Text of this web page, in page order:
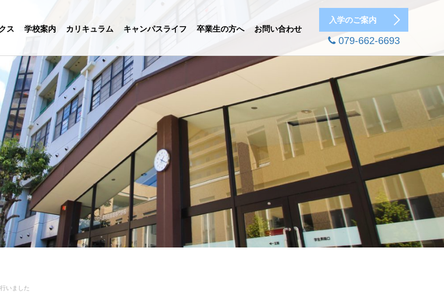
ス 学校案内 カリキュラム キャンパスライフ 卒業生の方へ お問い合わせ
入学のご案内
079-662-6693
いました